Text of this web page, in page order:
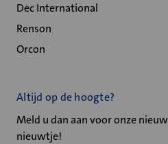
Dec International
Renson
Orcon
Altijd op de hoogte?
Meld u dan aan voor onze
nieuwtje!